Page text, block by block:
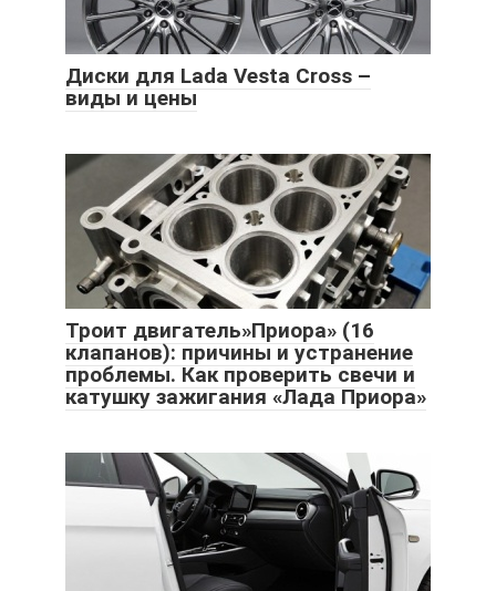
Диски для Lada Vesta Cross –
виды и цены
Троит двигатель»Приора» (16
клапанов): причины и устранение
проблемы. Как проверить свечи и
катушку зажигания «Лада Приора»